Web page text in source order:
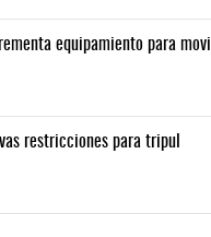
equipamiento para movi
restricciones para tripul